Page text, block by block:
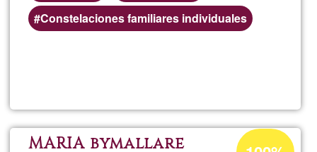
Constelaciones familiares individuales
Cristina
Amor
MARIA bymallare
Porcentaje